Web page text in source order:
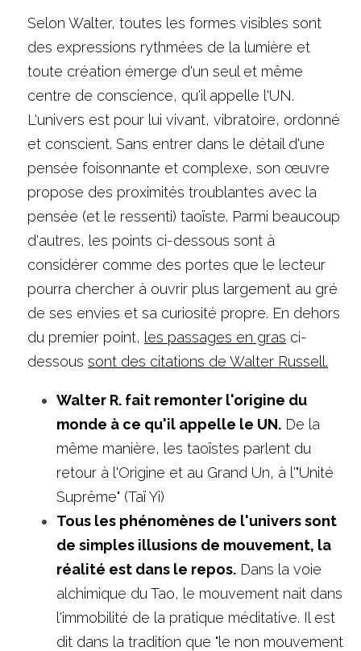
Selon Walter, toutes les formes visibles sont
des expressions rythmées de la lumière et
toute création émerge d'un seul et même
centre de conscience, qu'il appelle l'UN.
L'univers est pour lui vivant, vibratoire, ordonné
et conscient. Sans entrer dans le détail d'une
pensée foisonnante et complexe, son œuvre
propose des proximités troublantes avec la
pensée (et le ressenti) taoïste. Parmi beaucoup
d'autres, les points ci-dessous sont à
considérer comme des portes que le lecteur
pourra chercher à ouvrir plus largement au gré
de ses envies et sa curiosité propre. En dehors
du premier point, les passages en gras ci-
dessous sont des citations de Walter Russell.
Walter R. fait remonter l'origine du
monde à ce qu'il appelle le UN. De la
même manière, les taoïstes parlent du
retour à l'Origine et au Grand Un, à l'"Unité
Suprême" (Taï Yi)
Tous les phénomènes de l'univers sont
de simples illusions de mouvement, la
réalité est dans le repos. Dans la voie
alchimique du Tao, le mouvement nait dans
l'immobilité de la pratique méditative. Il est
dit dans la tradition que "le non mouvement